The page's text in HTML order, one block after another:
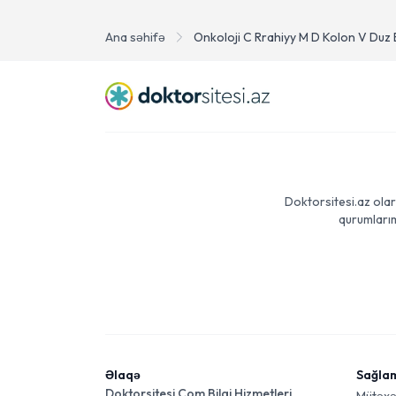
Ana səhifə Onkoloji C Rrahiyy M D Kolon V Duz
Doktorsitesi.az
Əlaqə